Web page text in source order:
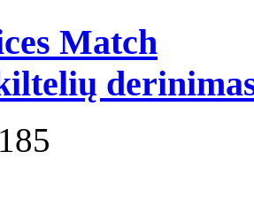
Match